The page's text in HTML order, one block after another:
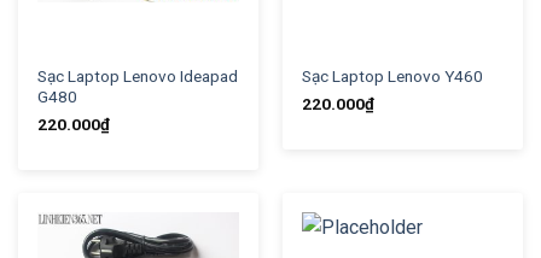
Sạc Laptop Lenovo Ideapad
G480
220.000₫
Sạc Laptop Lenovo Y460
220.000₫